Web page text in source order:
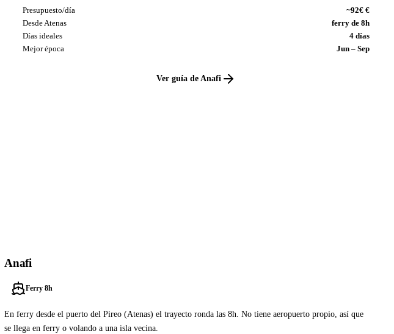
Presupuesto/día
~92€ €
Desde Atenas
ferry de 8h
Días ideales
4 días
Mejor época
Jun – Sep
Ver guía de Anafi
Anafi
Ferry 8h
En ferry desde el puerto del Pireo (Atenas) el trayecto ronda las 8h. No tiene aeropuerto propio, así que
se llega en ferry o volando a una isla vecina.